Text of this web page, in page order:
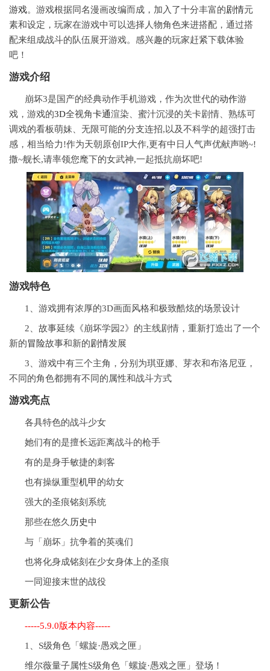
游戏。游戏根据同名漫画改编而成，加入了十分丰富的剧情元
素和设定，玩家在游戏中可以选择人物角色来进搭配，通过搭
配来组成战斗的队伍展开游戏。感兴趣的玩家赶紧下载体验
吧！
游戏介绍
崩坏3是国产的经典动作手机游戏，作为次世代的动作游
戏，游戏的3D全视角卡通渲染、蜜汁沉浸的关卡剧情、熟练可
调戏的看板萌妹、无限可能的分支连招,以及不科学的超强打击
感，相当给力!作为天朝原创IP大作,更有中日人气声优献声哟~!
撒~舰长,请率领您麾下的女武神,一起抵抗崩坏吧!
游戏特色
1、游戏拥有浓厚的3D画面风格和极致酷炫的场景设计
2、故事延续《崩坏学园2》的主线剧情，重新打造出了一个
新的冒险故事和新的剧情发展
3、游戏中有三个主角，分别为琪亚娜、芽衣和布洛尼亚，
不同的角色都拥有不同的属性和战斗方式
游戏亮点
各具特色的战斗少女
她们有的是擅长远距离战斗的枪手
有的是身手敏捷的刺客
也有操纵重型机甲的幼女
强大的圣痕铭刻系统
那些在悠久 历史中
与「崩坏」抗争着的英魂们
也将化身成铭刻在少女身体上的圣痕
一同迎接末世的战役
更新公告
-----5.9.0版本内容-----
1、S级角色「螺旋·愚戏之匣」
维尔薇量子属性S级角色「螺旋·愚戏之匣」登场！